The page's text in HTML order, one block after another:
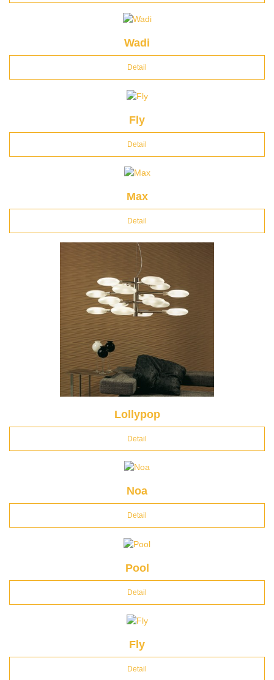
Wadi
Detail
Fly
Detail
Max
Detail
Lollypop
Detail
Noa
Detail
Pool
Detail
Fly
Detail